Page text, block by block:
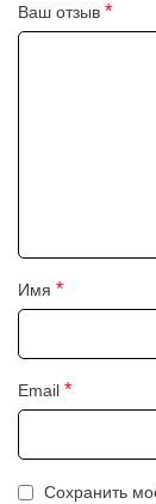
Ваш отзыв *
Имя *
Email *
Сохранить